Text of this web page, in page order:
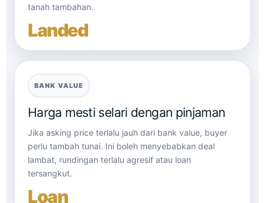
tanah tambahan.
Landed
BANK VALUE
Harga mesti selari dengan pinjaman
Jika asking price terlalu jauh dari bank value, buyer
perlu tambah tunai. Ini boleh menyebabkan deal
lambat, rundingan terlalu agresif atau loan
tersangkut.
Loan